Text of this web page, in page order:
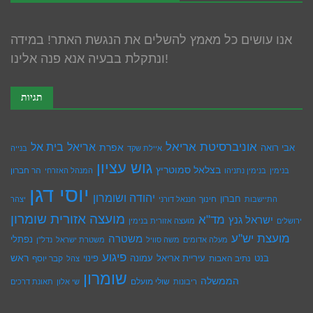
אנו עושים כל מאמץ להשלים את הנגשת האתר! במידה
ונתקלת בבעיה אנא פנה אלינו!
תגיות
אבי רואה אוניברסיטת אריאל איילת שקד אפרת אריאל בית אל בנייה
בנימין בנימין נתניהו בצלאל סמוטריץ גוש עציון המנהל האזרחי הר חברון
התיישבות חברון חינוך חננאל דורני יהודה ושומרון יוסי דגן יצהר
ירושלים ישראל גנץ מד"א מועצה אזורית בנימין מועצה אזורית שומרון
מועצת יש''ע מעלה אדומים משה סוויל משטרה משטרת ישראל נדל''ן נפתלי
בנט נתיב האבות עיריית אריאל עמונה פיגוע פינוי צהל קבר יוסף ראש
הממשלה ריבונות שולי מועלם שומרון שי אלון תאונת דרכים